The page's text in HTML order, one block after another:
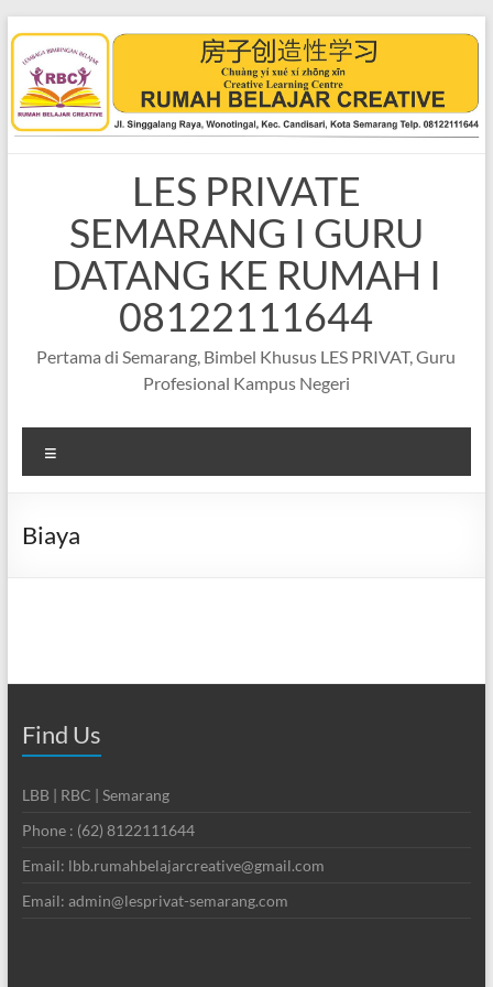
to
content
LES PRIVATE
SEMARANG I GURU
DATANG KE RUMAH I
08122111644
Pertama di Semarang, Bimbel Khusus LES PRIVAT, Guru
Profesional Kampus Negeri
Biaya
Find Us
LBB | RBC | Semarang
Phone : (62) 8122111644
Email: lbb.rumahbelajarcreative@gmail.com
Email: admin@lesprivat-semarang.com